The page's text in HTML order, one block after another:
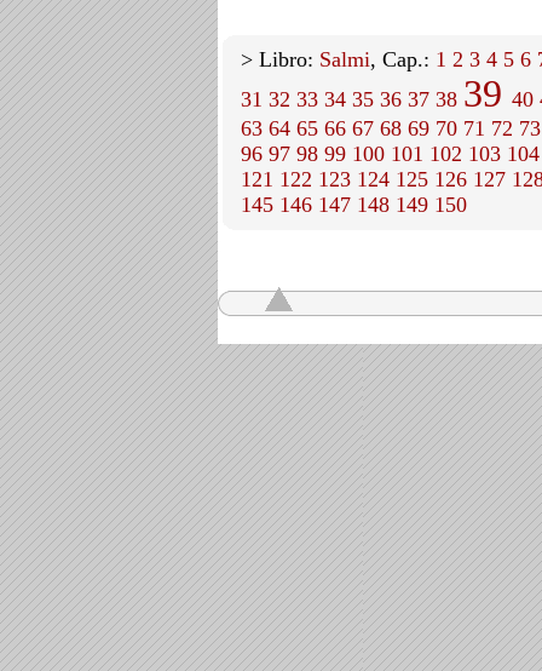
> Libro: Salmi, Cap.: 1 2 3 4 5 6
31 32 33 34 35 36 37 38 39 40
63 64 65 66 67 68 69 70 71 72 73
96 97 98 99 100 101 102 103 104
121 122 123 124 125 126 127
145 146 147 148 149 150